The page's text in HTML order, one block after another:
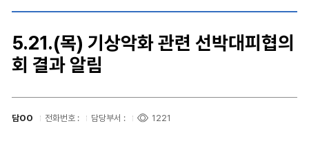
5.21.(목) 기상악화 관련 선박대피협의
회 결과 알림
담OO 전화번호 : 담당부서 : 1221